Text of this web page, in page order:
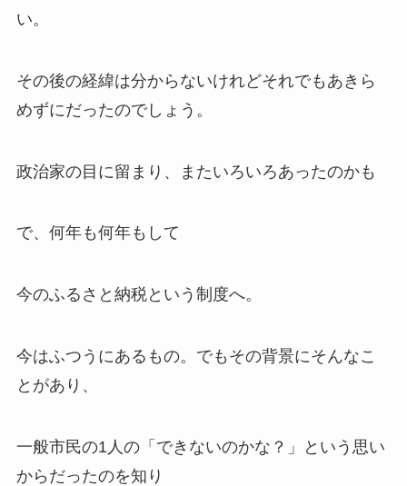
い。
その後の経緯は分からないけれどそれでもあきら
めずにだったのでしょう。
政治家の目に留まり、またいろいろあったのかも
で、何年も何年もして
今のふるさと納税という制度へ。
今はふつうにあるもの。でもその背景にそんなこ
とがあり、
一般市民の1人の「できないのかな？」という思い
からだったのを知り